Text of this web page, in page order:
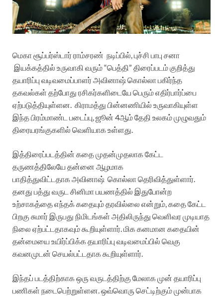
மெகா சூப்பர்ஸ்டார் ராம்சரண் நடிப்பில், புச்சி பாபு சனா
இயக்கத்தில் உருவாகி வரும் “பெத்தி” திரைப்படம் குறித்து
தயாரிப்பு வடிவமைப்பாளர் அவினாஷ் கொல்லா பகிர்ந்த
தகவல்கள் தற்போது ரசிகர்களிடையே பெரும் எதிர்பார்ப்பை
ஏற்படுத்தியுள்ளன. கிராமத்து பின்னணியில் உருவாகியுள்ள
இந்த பிரம்மாண்ட படைப்பு, ஜூன் 4ஆம் தேதி உலகம் முழுவதும்
திரையரங்குகளில் வெளியாக உள்ளது.
இத்திரைப்படத்தின் கதை முதன்முதலாக கேட்ட
தருணத்திலேயே தன்னை ஆழமாக
பாதித்துவிட்டதாக அவினாஷ் கொல்லா தெரிவித்துள்ளார்.
தனது பத்து வருட சினிமா பயணத்தில் இதுபோன்ற
உற்சாகத்தை எந்தக் கதையும் தரவில்லை என்றும், கதை கேட்ட
பிறகு சுமார் இருபது நிமிடங்கள் அதிலிருந்து வெளிவர முடியாத
நிலை ஏற்பட்டதாகவும் கூறியுள்ளார். மிக கனமான கதையின்
தன்மையை உயிர்ப்பிக்க தயாரிப்பு வடிவமைப்பில் வெகு
கவனமுடன் செயல்பட்டதாக கூறியுள்ளார்.
இந்தப் படத்திற்காக ஒரு வருடத்திற்கு மேலாக முன் தயாரிப்பு
பணிகள் நடைபெற்றுள்ளன. ஒவ்வொரு செட்டிற்கும் முன்பாக